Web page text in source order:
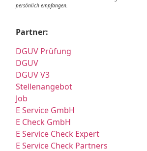
persönlich empfangen.
Partner:
DGUV Prüfung
DGUV
DGUV V3
Stellenangebot
Job
E Service GmbH
E Check GmbH
E Service Check Expert
E Service Check Partners